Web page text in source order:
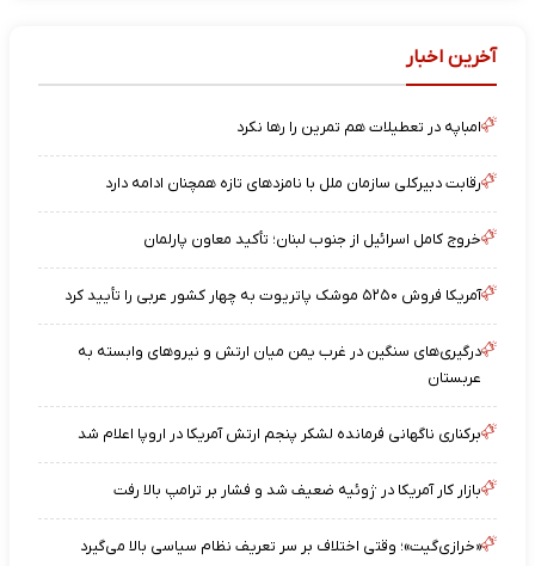
آخرین اخبار
امباپه در تعطیلات هم تمرین را رها نکرد
رقابت دبیرکلی سازمان ملل با نامزدهای تازه همچنان ادامه دارد
خروج کامل اسرائیل از جنوب لبنان؛ تأکید معاون پارلمان
آمریکا فروش ۵۲۵۰ موشک پاتریوت به چهار کشور عربی را تأیید کرد
درگیری‌های سنگین در غرب یمن میان ارتش و نیروهای وابسته به
عربستان
برکناری ناگهانی فرمانده لشکر پنجم ارتش آمریکا در اروپا اعلام شد
بازار کار آمریکا در ژوئیه ضعیف شد و فشار بر ترامپ بالا رفت
«خرازی‌گیت»؛ وقتی اختلاف بر سر تعریف نظام سیاسی بالا می‌گیرد